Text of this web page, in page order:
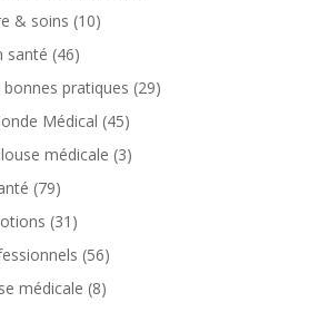
& soins (10)
santé (46)
pratiques (29)
Médical (45)
médicale (3)
(79)
(31)
(56)
médicale (8)